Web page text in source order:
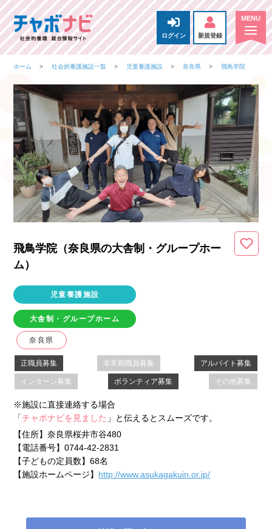
ログイン 新規登録
ホーム 社会的養護施設一覧 児童養護施設 奈良県 飛鳥学院
飛鳥学院（奈良県の大舎制・グループホー
ム）
児童養護施設
大舎制・グループホーム
奈良県
正職員募集 非常勤職員募集 アルバイト募集
インターン募集 ボランティア募集 その他募集
※施設に直接連絡する場合
「チャボナビを見ました 」と伝えるとスムーズです。
【住所】奈良県桜井市谷480
【電話番号】0744-42-2831
【子どもの定員数】68名
【施設ホームページ】 http://www.asukagakuin.or.jp/